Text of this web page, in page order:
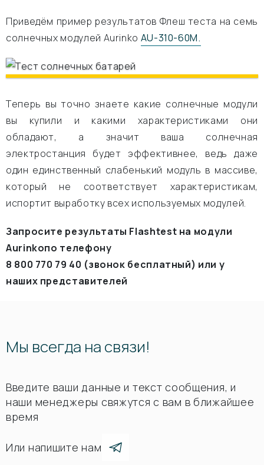
Приведём пример результатов Флеш теста на семь
солнечных модулей Aurinko AU-310-60M.
Теперь вы точно знаете какие солнечные модули
вы купили и какими характеристиками они
обладают, а значит ваша солнечная
электростанция будет эффективнее, ведь даже
один единственный слабенький модуль в массиве,
который не соответствует характеристикам,
испортит выработку всех используемых модулей.
Запросите результаты Flashtest на модули
Aurinkoпо телефону
8 800 770 79 40 (звонок бесплатный) или у
наших представителей
Мы всегда на связи!
Введите ваши данные и текст сообщения, и
наши менеджеры свяжутся с вам в ближайшее
время
Или напишите нам